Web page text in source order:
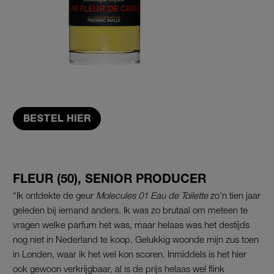
BESTEL HIER
FLEUR (50), SENIOR PRODUCER
“Ik ontdekte de geur Molecules 01 Eau de Toilettezo’n tien jaar
geleden bij iemand anders. Ik was zo brutaal om meteen te
vragen welke parfum het was, maar helaas was het destijds
nog niet in Nederland te koop. Gelukkig woonde mijn zus toen
in Londen, waar ik het wel kon scoren. Inmiddels is het hier
ook gewoon verkrijgbaar, al is de prijs helaas wel flink